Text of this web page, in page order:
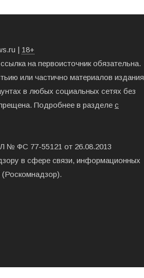
| 18+
на первоисточник обязательна.
или частично материалов издания
в любых социальных сетях без
Подробнее в разделе с
№ ФС 77-55121 от 26.08.2013
в сфере связи, информационных
(Роскомнадзор).